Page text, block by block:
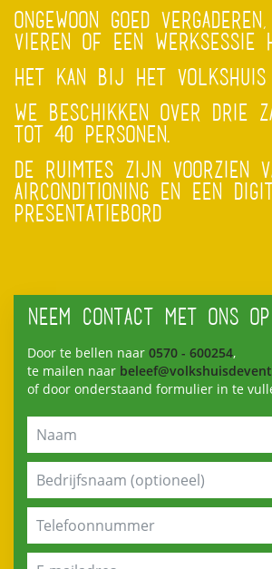
ONGEWOON GOED
VIEREN OF EEN WERKSESSIE
HET KAN BIJ HET VOLKSHUIS
WE BESCHIKKEN OVER DRIE
TOT 40 PERSONEN.
DE RUIMTES ZIJN VOORZIEN
AIRCONDITIONING EN EEN
PRESENTATIEBORD
NEEM CONTACT MET ONS OP
Door te bellen naar 0570 - 600254,
te mailen naar
of door onderstaand formulier in te